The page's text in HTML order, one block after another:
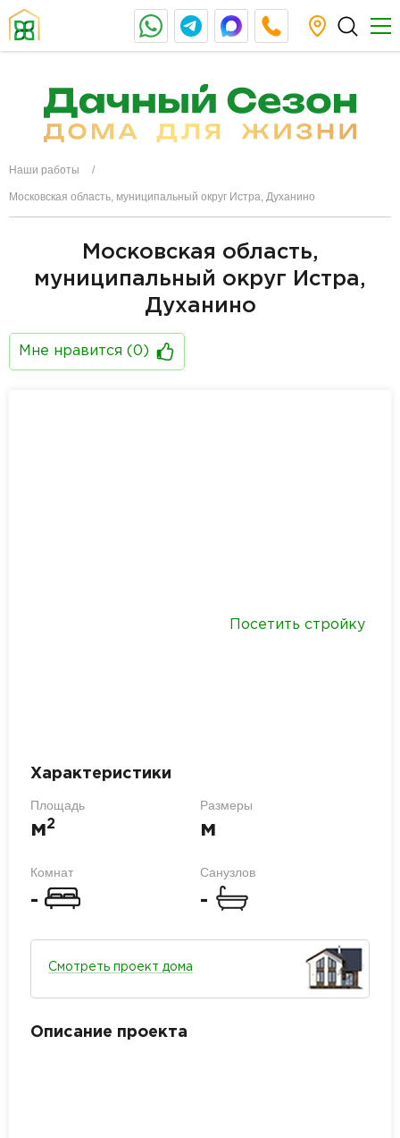
Наши работы
Московская область, муниципальный округ Истра, Духанино
Московская область,
муниципальный округ Истра,
Духанино
Мне нравится ( 0 )
Посетить стройку
Характеристики
Площадь
м2
Размеры
м
Комнат
-
Санузлов
-
Смотреть проект дома
Описание проекта